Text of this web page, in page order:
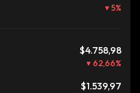
5%
$4.758,98
62,66%
$1.539,97